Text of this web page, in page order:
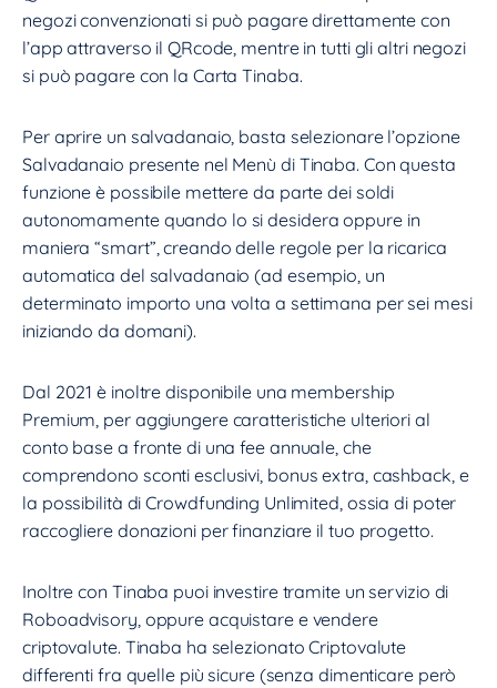
negozi convenzionati si può pagare direttamente con
l’app attraverso il QRcode, mentre in tutti gli altri negozi
si può pagare con la Carta Tinaba.
Per aprire un salvadanaio, basta selezionare l’opzione
Salvadanaio presente nel Menù di Tinaba. Con questa
funzione è possibile mettere da parte dei soldi
autonomamente quando lo si desidera oppure in
maniera “smart”, creando delle regole per la ricarica
automatica del salvadanaio (ad esempio, un
determinato importo una volta a settimana per sei mesi
iniziando da domani).
Dal 2021 è inoltre disponibile una membership
Premium, per aggiungere caratteristiche ulteriori al
conto base a fronte di una fee annuale, che
comprendono sconti esclusivi, bonus extra, cashback, e
la possibilità di Crowdfunding Unlimited, ossia di poter
raccogliere donazioni per finanziare il tuo progetto.
Inoltre con Tinaba puoi investire tramite un servizio di
Roboadvisory, oppure acquistare e vendere
criptovalute. Tinaba ha selezionato Criptovalute
differenti fra quelle più sicure (senza dimenticare però